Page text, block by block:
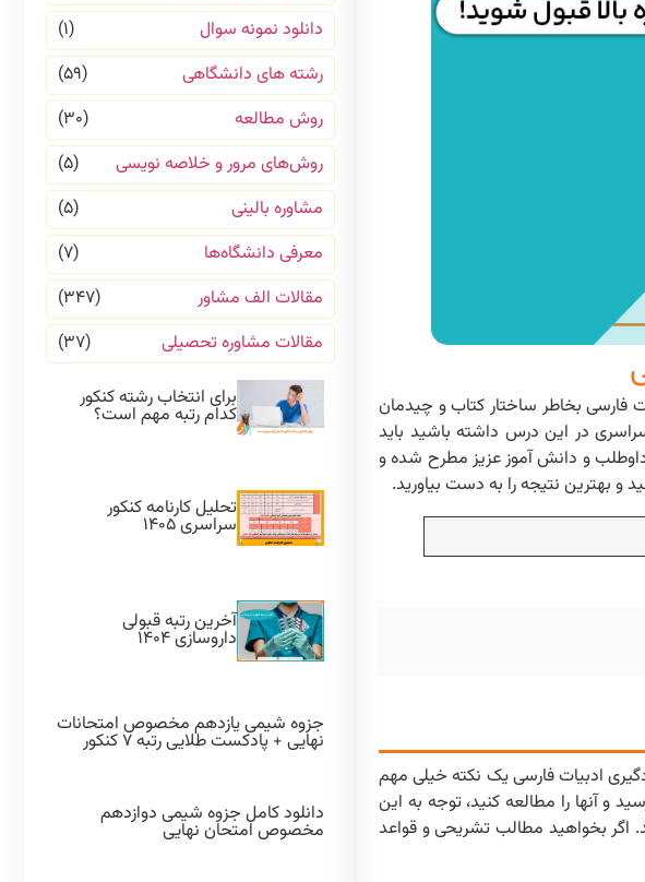
فارسی بخاطر ساختار کتاب و چیدمان
در این درس داشته باشید باید
و دانش آموز عزیز مطرح شده و
و بهترین نتیجه را به دست بیاورید.
ادبیات فارسی یک نکته خیلی مهم
و آنها را مطالعه کنید، توجه به این
اگر بخواهید مطالب تشریحی و قواعد
دانلود نمونه سوال
(۱)
رشته های دانشگاهی
(۵۹)
روش مطالعه
(۳۰)
روش‌های مرور و خلاصه نویسی
(۵)
مشاوره بالینی
(۵)
معرفی دانشگاه‌ها
(۷)
مقالات الف مشاور
(۳۴۷)
مقالات مشاوره تحصیلی
(۳۷)
برای انتخاب رشته کنکور
کدام رتبه مهم است؟
تحلیل کارنامه کنکور
سراسری ۱۴۰۵
آخرین رتبه قبولی
داروسازی ۱۴۰۴
جزوه شیمی یازدهم مخصوص امتحانات
نهایی + پادکست طلایی رتبه ۷ کنکور
دانلود کامل جزوه شیمی دوازدهم
مخصوص امتحان نهایی